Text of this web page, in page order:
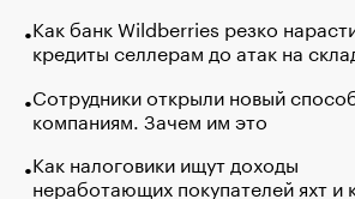
Как банк Wildberries резко
кредиты селлерам до атак на
Сотрудники открыли новый
компаниям. Зачем им это
Как налоговики ищут доходы
неработающих покупателей яхт и